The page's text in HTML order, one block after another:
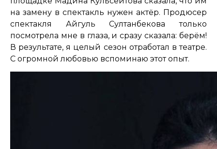
на замену в спектакль нужен актёр. Продюсер
спектакля Айгуль Султанбекова только
посмотрела мне в глаза, и сразу сказала: берём!
В результате, я целый сезон отработал в театре.
С огромной любовью вспоминаю этот опыт.